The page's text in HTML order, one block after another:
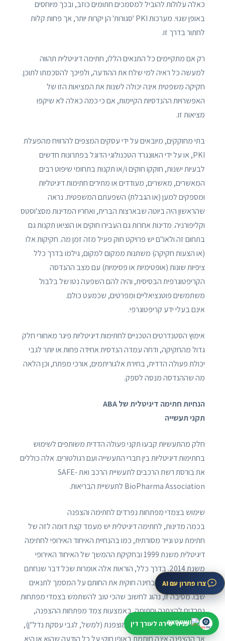
כאלה עלולות להוביל למסמכים חתומים כוזב, ובכך מיוחסים
באופן שגוי. מערכות PKI 'סגורות' הן יקרות יותר, אך פחות קלות
לחתור בדרך זו.
רק אם מתקיימים כל התנאים הללו, חתימה דיגיטלית תהווה
למעשה כל ראיה למי שלח את ההודעה, ולפיכך להסכמתו לתוכן.
חקיקה משפטית אינה יכולה לשנות את המציאות הזו של
האפשרויות ההנדסיות הקיימות, אם כי כמה כאלה לא שיקפו
מציאות זו.
בתי מחוקקים, מיובאים על ידי עסקים המצפים להרוויח מהפעלת
PKI, או על ידי האוונגרד הטכנולוגי הדוגל בפתרונות חדשים
לבעיות ישנות, חוקקו חוקים ו/או תקנות בתחומי שיפוט רבים
המאשרים, מאשרים, מעודדים או מתירים חתימות דיגיטליות
ומספקים למען (או הגבלת) השפעתם המשפטית. נראה
שהראשון היה ביוטה שבארצות הברית, ואחריו המדינות מסצ'וסטס
וקליפורניה. מדינות אחרות גם העבירו חוקים או הוציאו תקנות גם
בתחום זה ולאו"ם יש פרויקט חוק פעיל מזה זמן מה. חקיקות אלו
(או הצעות חקיקה) משתנות ממקום למקום, גילמו בדרך כלל
ציפיות שונות (אופטימיות או פסימיות) עם מצב ההנדסה
הקריפטוגרפית הבסיסית, והיה להם השפעה נטו של בלבול
משתמשים פוטנציאליים ומפרטים, שכמעט כולם.
אינם בעלי ידע קריפטוגרפי.
אימוץ הסטנדרטים הטכניים לחתימות דיגיטליות פיגר מאחורי חלק
גדול מהחקיקה, ודחה עמדה הנדסית אחידה פחות או יותר לגבי
יכולת פעולה הדדית, בחירת אלגוריתמים, אורכי מפתח, וכן הלאה
מה שההנדסה מנסה לספק.
הנחיות חתימה דיגיטלית של ABA
תקני תעשייה
חלק מהתעשיות קבעו תקני פעולה הדדית משותפים לשימוש
בחתימות דיגיטליות בין חברי התעשייה ועם רגולטורים. אלה כוללים
את בורסת רשת הרכבים לתעשיית הרכב ואת SAFE-
BioPharma Association לתעשיית הבריאות.
שימוש בצמדי מפתחות נפרדים לחתימה והצפנה
בכמה מדינות, לחתימה דיגיטלית יש מעמד קצת דומה לזה של
חתימת עט ונייר מסורתית, כמו בהנחיית האיחוד האירופי לחתימה
דיגיטלית משנת 1999 ובחקיקת ההמשך של האיחוד האירופי
משנת 2014. בדרך כלל, הוראות אלה אומרות שכל דבר שנחתם
דיגיטלית מחייב מבחינה חוקית את החותם על המסמך לתנאים
שבו. מסיבה זו, נהוג לחשוב שהכי טוב להשתמש בצמדי מפתחות
נפרדים להצפנה וחתימה. באמצעות צמד מפתחות ההצפנה,
אדם יכול להשתתף בשיחה מוצפנת (למשל, לגבי עסקת נדל"ן),
אך ההצפנה אינה חותמת באופן חוקי על כל הודעה שהוא או היא
צרו פתרון עם AI
פניה ישירה לעורך דין